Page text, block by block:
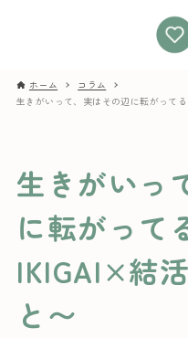
ホーム
コラム
生きがいって、実はその辺に転がって
生きがいっ
に転がって
IKIGAI×結
と〜